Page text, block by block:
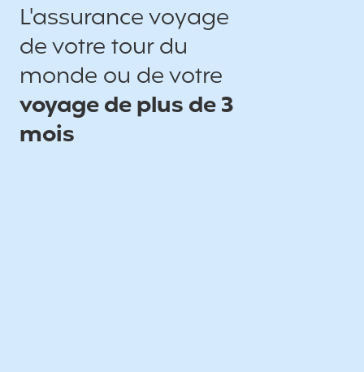
L'assurance voyage
de votre tour du
monde ou de votre
voyage de plus de 3
mois